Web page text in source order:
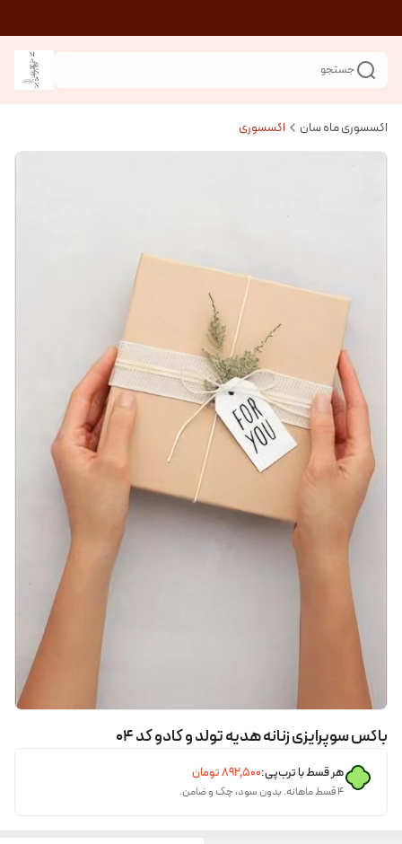
جستجو
اکسسوری ماه سان اکسسوری
باکس سوپرایزی زنانه هدیه تولد و کادو کد ۰۴
هر قسط با ترب‌پی:۸۹۲٬۵۰۰تومان
۴ قسط ماهانه. بدون سود، چک و ضامن.